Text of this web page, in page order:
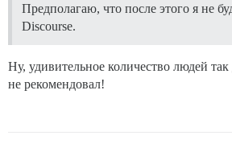
Предполагаю, что после этого я не
Discourse.
Ну, удивительное количество людей
не рекомендовал!